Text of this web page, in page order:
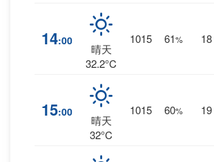
14:00
晴天
32.2°C
1015 61% 18
15:00
晴天
32°C
1015 60% 19